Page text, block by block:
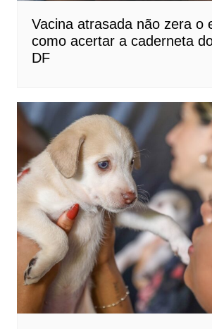
Vacina atrasada não zera o
como acertar a caderneta
DF